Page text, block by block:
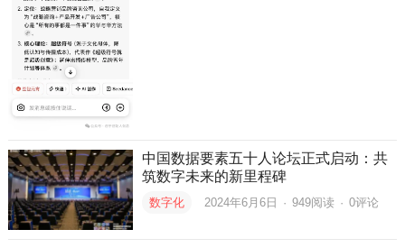
中国数据要素五十人论坛正式启动：共
筑数字未来的新里程碑
数字化 2024年6月6日 · 949阅读 · 0评论